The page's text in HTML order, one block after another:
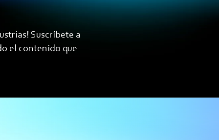
Suscríbete a
el contenido que